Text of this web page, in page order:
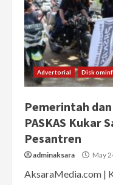
Advertorial
Pemerintah
PASKAS Kukar
Pesantren
adminaksara May
AksaraMedia.com |